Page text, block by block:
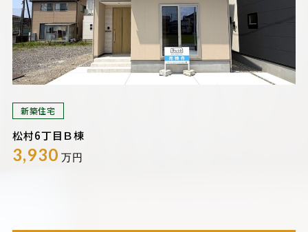
新築住宅
松村6丁目Ｂ棟
3,930 万円